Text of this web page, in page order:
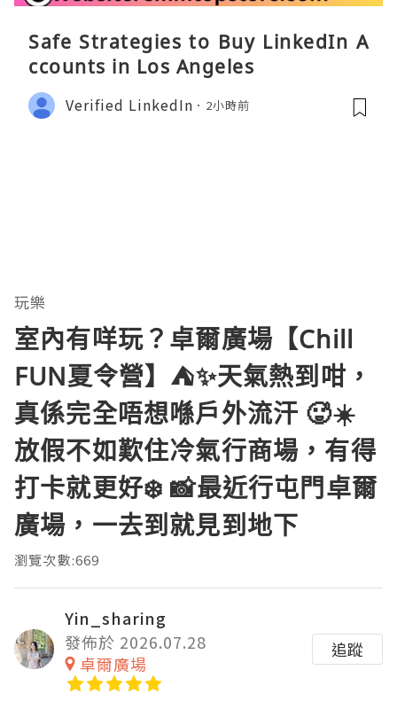
Safe Strategies to Buy LinkedIn A
ccounts in Los Angeles
Verified LinkedIn 2小時前
玩樂
室內有咩玩？卓爾廣場【Chill
FUN夏令營】⛺️✨天氣熱到咁，
真係完全唔想喺戶外流汗 🥵☀️
放假不如歎住冷氣行商場，有得
打卡就更好❄️ 📸最近行屯門卓爾
廣場，一去到就見到地下
瀏覽次數:669
Yin_sharing
發佈於 2026.07.28
卓爾廣場
追蹤